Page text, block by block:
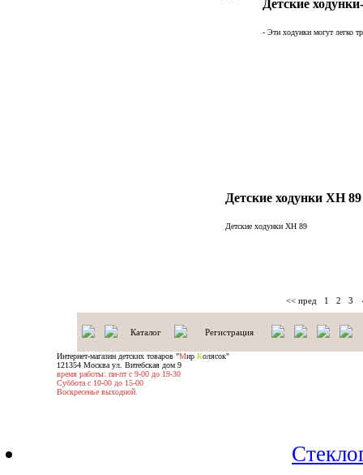
Детские
- Эти ходунки могут легко
Детские ходунки XH 89
Детские ходунки XH 89
<< пред 1 2 3
Каталог Регистрация
Интернет-магазин детских товаров "Мир Колясок"
121354 Москва ул. Витебская дом 9
время работы: пн-пт с 9-00 до 19-30
Суббота с 10-00 до 15-00
Воскресенье выходной.